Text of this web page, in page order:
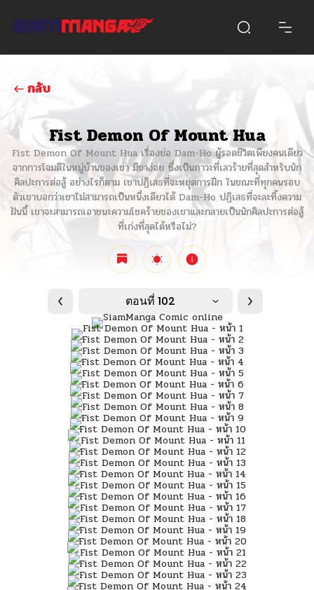
กลับ
Fist Demon Of Mount Hua
Fist Demon Of Mount Hua เรื่องย่อ Dam-Ho ผู้รอดชีวิตเพียงคนเดียว
จากการโจมตีในหมู่บ้านของเขา มีขาง่อย ซึ่งเป็นภาวะที่เลวร้ายที่สุดสำหรับนัก
ศิลปะการต่อสู้ อย่างไรก็ตาม เขาปฏิเสธที่จะหยุดการฝึก ในขณะที่ทุกคนรอบ
ตัวเขาบอกว่าเขาไม่สามารถเป็นหนึ่งเดียวได้ Dam-Ho ปฏิเสธที่จะละทิ้งความ
ฝันนี้ เขาจะสามารถเอาชนะความโชคร้ายของเขาและกลายเป็นนักศิลปะการต่อสู้
ที่เก่งที่สุดได้หรือไม่?
ตอนที่ 102